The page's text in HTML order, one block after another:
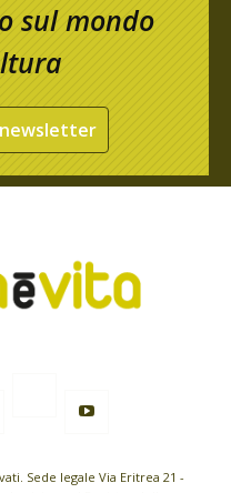
sul mondo
Sede legale Via Eritrea 21 -